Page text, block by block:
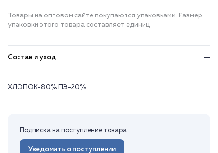
Товары на оптовом сайте покупаются упаковками. Размер
упаковки этого товара составляет единиц
Состав и уход
ХЛОПОК-80% ПЭ-20%
Подписка на поступление товара
Уведомить о поступлении